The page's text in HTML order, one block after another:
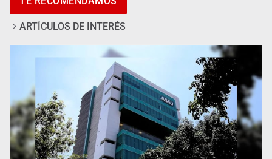
ARTÍCULOS DE INTERÉS